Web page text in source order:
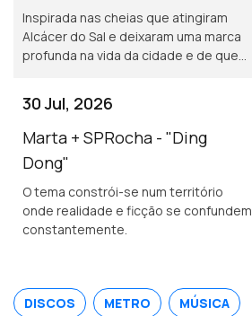
Inspirada nas cheias que atingiram
Alcácer do Sal e deixaram uma marca
profunda na vida da cidade e de quem
30 Jul, 2026
Marta + SPRocha - "Ding
Dong"
O tema constrói-se num território
onde realidade e ficção se confundem
constantemente.
DISCOS METRO MÚSICA